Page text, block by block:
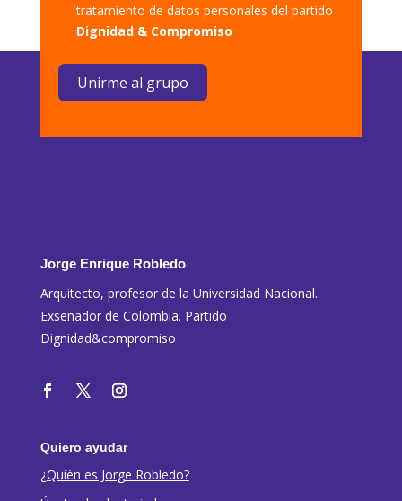
tratamiento de datos personales del partido
Dignidad & Compromiso
Unirme al grupo
Jorge Enrique Robledo
Arquitecto, profesor de la Universidad Nacional.
Exsenador de Colombia. Partido
Dignidad&compromiso
Quiero ayudar
¿Quién es Jorge Robledo?